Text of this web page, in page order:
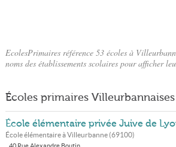
EcolesPrimaires référence 53 écoles à
noms des établissements scolaires pour afficher
Écoles primaires Villeurbannaises
École élémentaire privée Juive de
École élémentaire àVilleurbanne(69100)